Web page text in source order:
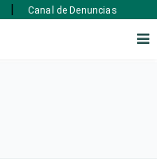
| Canal de Denuncias